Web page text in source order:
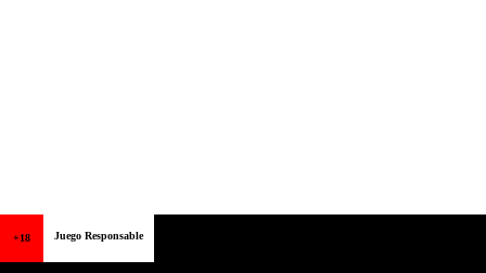
+18 Juego Responsable